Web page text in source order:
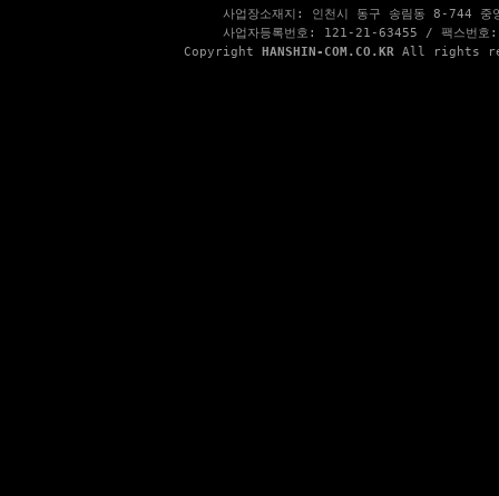
사업장소재지: 인천시 동구 송림동 8-744
사업자등록번호: 121-21-63455 / 팩스번
Copyright HANSHIN-COM.CO.KR All rights